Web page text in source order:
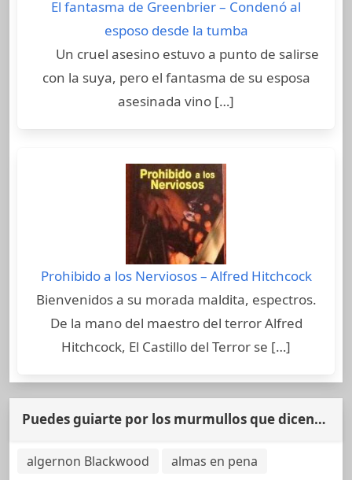
El fantasma de Greenbrier – Condenó al
esposo desde la tumba
Un cruel asesino estuvo a punto de salirse
con la suya, pero el fantasma de su esposa
asesinada vino […]
Prohibido a los Nerviosos – Alfred Hitchcock
Bienvenidos a su morada maldita, espectros.
De la mano del maestro del terror Alfred
Hitchcock, El Castillo del Terror se […]
Puedes guiarte por los murmullos que dicen…
algernon Blackwood
almas en pena